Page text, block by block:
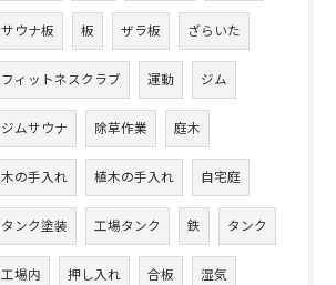
サウナ板 板 ザラ板 ざらいた
フィットネスクラブ 運動 ジム
ジムサウナ 除草作業 庭木
木の手入れ 植木の手入れ 自宅庭
タンク塗装 工場タンク 鉄 タンク
工場内 押し入れ 合板 湿気